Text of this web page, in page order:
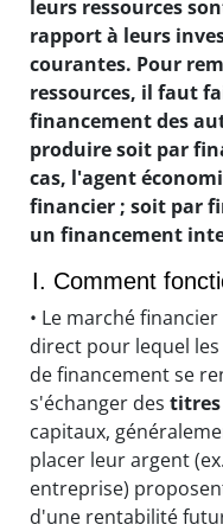
leurs ressources
rapport à leurs
courantes. Pour
ressources, il faut
financement des
produire soit par
cas, l'agent
financier ; soit par
un financement
I. Comment
• Le marché
direct pour lequel
de financement se
s'échanger des
capitaux,
placer leur argent
entreprise)
d'une rentabilité